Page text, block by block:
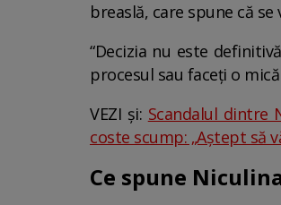
breaslă, care spune că
“Decizia nu este
procesul sau faceți o
VEZI și: Scandalul dintre
coste scump: „Aștept să
Ce spune